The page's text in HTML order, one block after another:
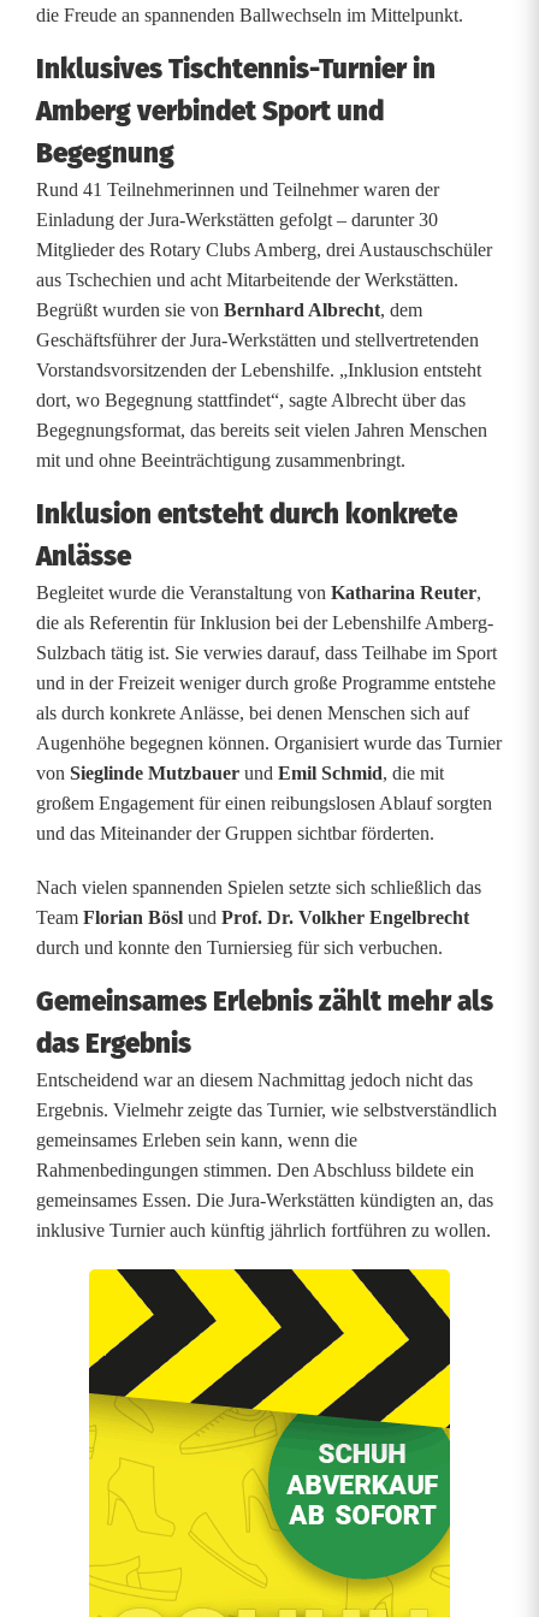
i
s
c
h
t
e
n
n
i
s
t
u
r
n
i
e
r
s
t
ä
r
t
M
i
t
e
die Freude an spannenden Ballwechseln im Mittelpunkt.
Inklusives Tischtennis-Turnier in
Amberg verbindet Sport und
Begegnung
Rund 41 Teilnehmerinnen und Teilnehmer waren der
Einladung der Jura-Werkstätten gefolgt – darunter 30
Mitglieder des Rotary Clubs Amberg, drei Austauschschüler
aus Tschechien und acht Mitarbeitende der Werkstätten.
Begrüßt wurden sie von Bernhard Albrecht, dem
Geschäftsführer der Jura-Werkstätten und stellvertretenden
Vorstandsvorsitzenden der Lebenshilfe. „Inklusion entsteht
dort, wo Begegnung stattfindet“, sagte Albrecht über das
Begegnungsformat, das bereits seit vielen Jahren Menschen
mit und ohne Beeinträchtigung zusammenbringt.
Inklusion entsteht durch konkrete
Anlässe
Begleitet wurde die Veranstaltung von Katharina Reuter,
die als Referentin für Inklusion bei der Lebenshilfe Amberg-
Sulzbach tätig ist. Sie verwies darauf, dass Teilhabe im Sport
und in der Freizeit weniger durch große Programme entstehe
als durch konkrete Anlässe, bei denen Menschen sich auf
Augenhöhe begegnen können. Organisiert wurde das Turnier
von Sieglinde Mutzbauer und Emil Schmid, die mit
großem Engagement für einen reibungslosen Ablauf sorgten
und das Miteinander der Gruppen sichtbar förderten.
Nach vielen spannenden Spielen setzte sich schließlich das
Team Florian Bösl und Prof. Dr. Volkher Engelbrecht
durch und konnte den Turniersieg für sich verbuchen.
Gemeinsames Erlebnis zählt mehr als
das Ergebnis
Entscheidend war an diesem Nachmittag jedoch nicht das
Ergebnis. Vielmehr zeigte das Turnier, wie selbstverständlich
gemeinsames Erleben sein kann, wenn die
Rahmenbedingungen stimmen. Den Abschluss bildete ein
gemeinsames Essen. Die Jura-Werkstätten kündigten an, das
inklusive Turnier auch künftig jährlich fortführen zu wollen.